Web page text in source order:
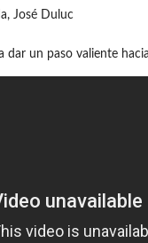
José Duluc
un paso valiente